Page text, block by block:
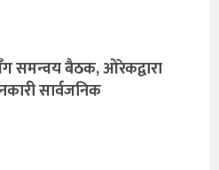
समन्वय बैठक, ओरेकद्वारा
सार्वजनिक